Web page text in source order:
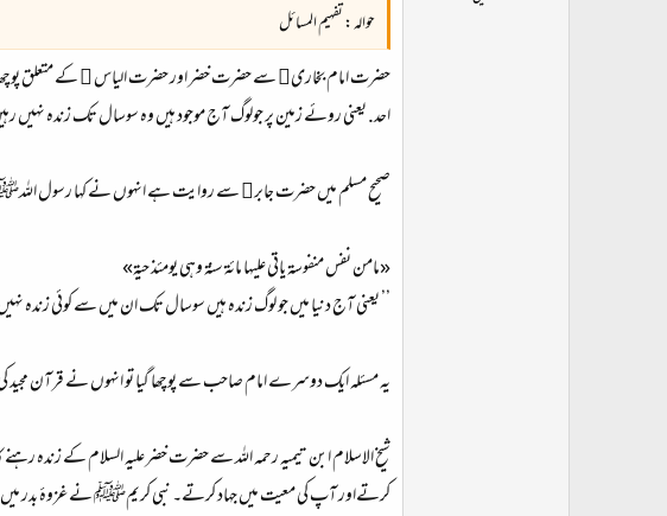
حوالہ : تفہیم المسائل
حضرت امام بخاری﷫ سے حضرت خضر اور حضرت الیاس ﷤ کے متعلق پوچھا
احد. یعنی روئے زمین پر جولوگ آج موجود ہیں وہ سوسال تک زندہ نہیں
صحیح مسلم میں حضرت جابر﷜ سے روایت ہے انہوں نے کہا رسول
«مامن نفس منفوسة ياتي عليها مائة سنة وهى يومئذ حية»
’’ یعنی آج دنیا میں جو لوگ زندہ ہیں سوسال تک ان میں سے کوئی زندہ
یہ مسئلہ ایک دوسرے امام صاحب سے پوچھا گیا تو انہوں نے قرآن مجید کی یہ آیت پڑھ دی۔ وَمَاجَعَلْنَا
شیخ الاسلام ابن تیمیہ رحمہ اللہ سے حضرت خضر علیہ السلام کے زندہ
کرتےاور آپ کی معیت میں جہاد کرتے۔ نبی کریمﷺ نے غزوۂ بدر